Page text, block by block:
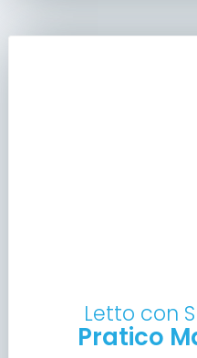
Letto con
Pratico